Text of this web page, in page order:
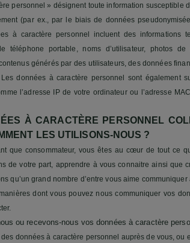
personnel » désignent toute information susceptible
(par ex., par le biais de données
à caractère personnel incluent des informations
téléphone portable, noms d’utilisateur, photos
générés par des utilisateurs, des données
données à caractère personnel sont également
l’adresse IP de votre ordinateur ou l’adresse
À CARACTÈRE PERSONNEL
LES UTILISONS-NOUS ?
que consommateur, vous êtes au cœur de tout ce
de votre part, apprendre à vous connaitre ainsi que
qu’un grand nombre d’entre vous aime
dont vous pouvez nous communiquer vos
ou recevons-nous vos données à caractère
données à caractère personnel auprès de vous, ou